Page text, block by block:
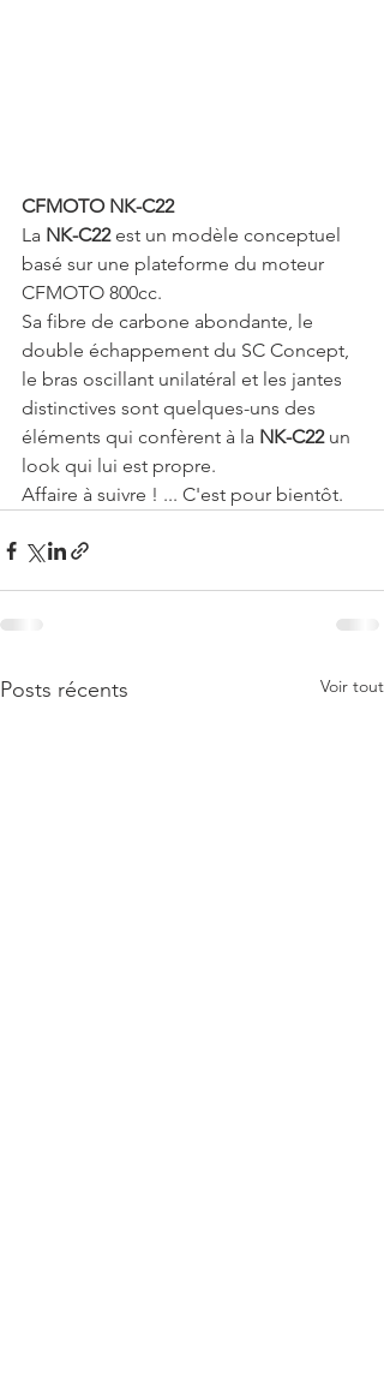
CFMOTO NK-C22
La NK-C22 est un modèle conceptuel
basé sur une plateforme du moteur
CFMOTO 800cc.
Sa fibre de carbone abondante, le
double échappement du SC Concept,
le bras oscillant unilatéral et les jantes
distinctives sont quelques-uns des
éléments qui confèrent à la NK-C22 un
look qui lui est propre.
Affaire à suivre ! ... C'est pour bientôt.
Posts récents Voir tout